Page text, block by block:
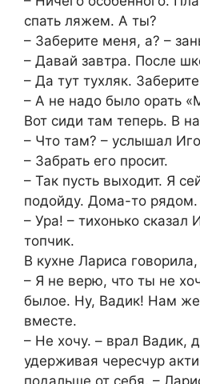
спать ляжем. А ты?
– Заберите меня, а? –
– Давай завтра. После
– Да тут тухляк.
– А не надо было орать
Вот сиди там теперь. В
– Что там? – услышал
– Забрать его просит.
– Так пусть выходит. Я
подойду. Дома-то рядом.
– Ура! – тихонько сказал
топчик.
В кухне Лариса
– Я не верю, что ты не
былое. Ну, Вадик! Нам
вместе.
– Не хочу. – врал Вадик,
удерживая чересчур